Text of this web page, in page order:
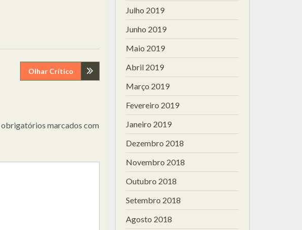
Olhar Crítico
marcados com
Julho 2019
Junho 2019
Maio 2019
Abril 2019
Março 2019
Fevereiro 2019
Janeiro 2019
Dezembro 2018
Novembro 2018
Outubro 2018
Setembro 2018
Agosto 2018